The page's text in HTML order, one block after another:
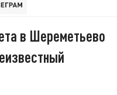
в Шереметьево